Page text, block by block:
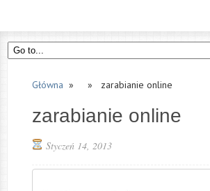
Główna » » zarabianie online
zarabianie online
Styczeń 14, 2013